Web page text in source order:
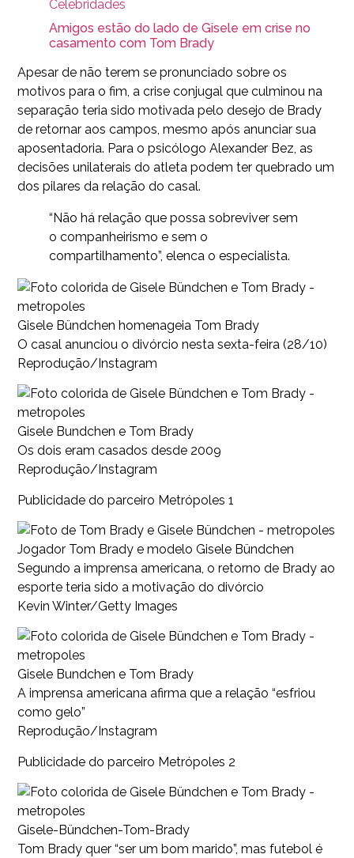
Celebridades
Amigos estão do lado de Gisele em crise no
casamento com Tom Brady
Apesar de não terem se pronunciado sobre os
motivos para o fim, a crise conjugal que culminou na
separação teria sido motivada pelo desejo de Brady
de retornar aos campos, mesmo após anunciar sua
aposentadoria. Para o psicólogo Alexander Bez, as
decisões unilaterais do atleta podem ter quebrado um
dos pilares da relação do casal.
“Não há relação que possa sobreviver sem
o companheirismo e sem o
compartilhamento”, elenca o especialista.
Gisele Bündchen homenageia Tom Brady
O casal anunciou o divórcio nesta sexta-feira (28/10)
Reprodução/Instagram
Gisele Bundchen e Tom Brady
Os dois eram casados desde 2009
Reprodução/Instagram
Publicidade do parceiro Metrópoles 1
Jogador Tom Brady e modelo Gisele Bündchen
Segundo a imprensa americana, o retorno de Brady ao
esporte teria sido a motivação do divórcio
Kevin Winter/Getty Images
Gisele Bundchen e Tom Brady
A imprensa americana afirma que a relação “esfriou
como gelo”
Reprodução/Instagram
Publicidade do parceiro Metrópoles 2
Gisele-Bündchen-Tom-Brady
Tom Brady quer “ser um bom marido”, mas futebol é